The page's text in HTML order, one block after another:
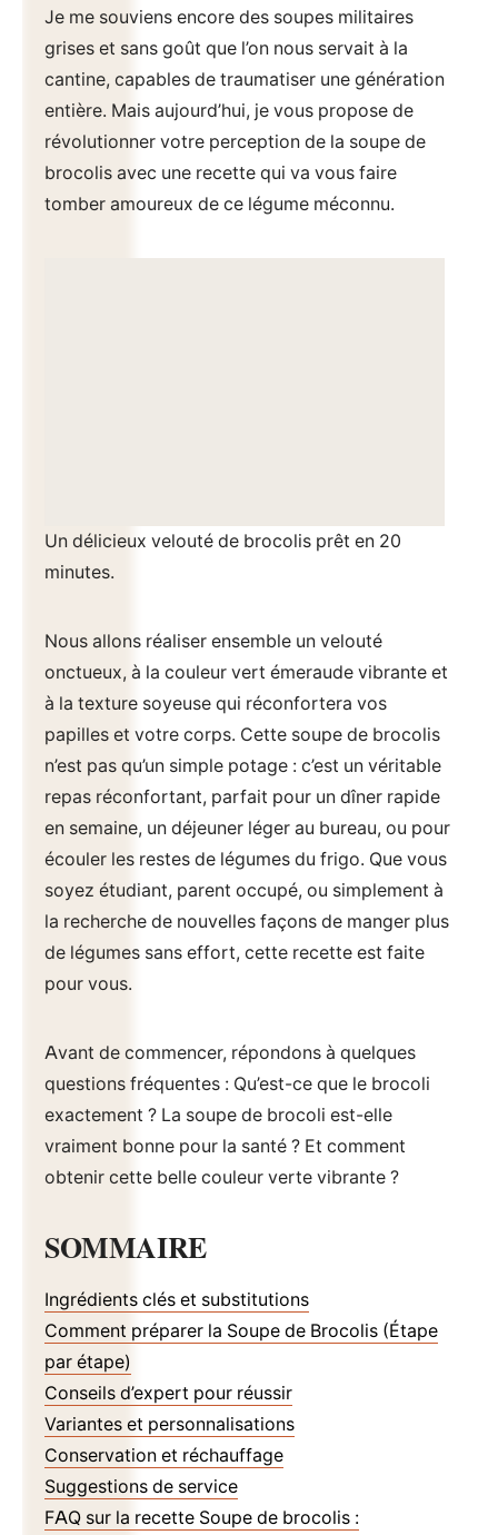
Je me souviens encore des soupes militaires
grises et sans goût que l’on nous servait à la
cantine, capables de traumatiser une génération
entière. Mais aujourd’hui, je vous propose de
révolutionner votre perception de la soupe de
brocolis avec une recette qui va vous faire
tomber amoureux de ce légume méconnu.
Un délicieux velouté de brocolis prêt en 20
minutes.
Nous allons réaliser ensemble un velouté
onctueux, à la couleur vert émeraude vibrante et
à la texture soyeuse qui réconfortera vos
papilles et votre corps. Cette soupe de brocolis
n’est pas qu’un simple potage : c’est un véritable
repas réconfortant, parfait pour un dîner rapide
en semaine, un déjeuner léger au bureau, ou pour
écouler les restes de légumes du frigo. Que vous
soyez étudiant, parent occupé, ou simplement à
la recherche de nouvelles façons de manger plus
de légumes sans effort, cette recette est faite
pour vous.
Avant de commencer, répondons à quelques
questions fréquentes : Qu’est-ce que le brocoli
exactement ? La soupe de brocoli est-elle
vraiment bonne pour la santé ? Et comment
obtenir cette belle couleur verte vibrante ?
SOMMAIRE
Ingrédients clés et substitutions
Comment préparer la Soupe de Brocolis (Étape
par étape)
Conseils d’expert pour réussir
Variantes et personnalisations
Conservation et réchauffage
Suggestions de service
FAQ sur la recette Soupe de brocolis :